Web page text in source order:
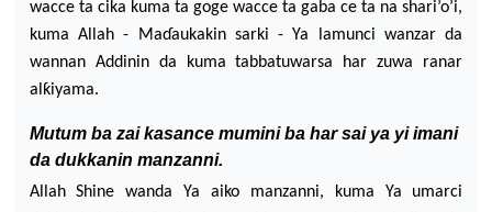
wacce ta cika kuma ta goge wacce ta gaba ce ta na shari’o’i,
kuma Allah - Maɗaukakin sarki - Ya lamunci wanzar da
wannan Addinin da kuma tabbatuwarsa har zuwa ranar
a lƙiyama.
Mutum ba zai kasance mumini ba har sai ya yi imani
da dukkanin manzanni.
Allah Shine wanda Ya aiko manzanni, kuma Ya umarci